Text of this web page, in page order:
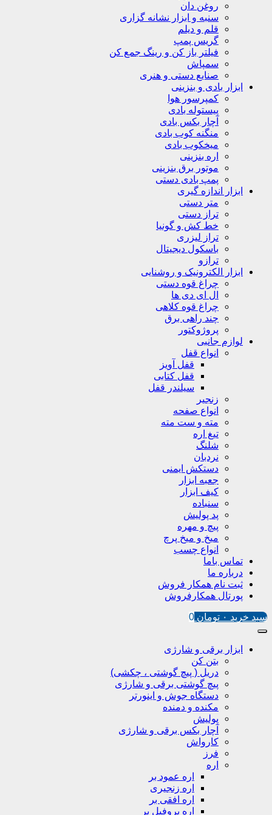
روغن دان
سنبه و ابزار نشانه گزاری
قلم و دیلم
گریس پمپ
فیلتر باز کن و رینگ جمع کن
سمپاش
صنایع دستی و هنری
ابزار بادی و بنزینی
کمپرسور هوا
پیستوله بادی
آچار بکس بادی
منگنه کوب بادی
میخکوب بادی
اره بنزینی
موتور برق بنزینی
پمپ بادی دستی
ابزار اندازه گیری
متر دستی
تراز دستی
خط کش و گونیا
تراز لیزری
باسکول دیجیتال
ترازو
ابزار الکترونیک و روشنایی
چراغ قوه دستی
ال ای دی ها
چراغ قوه کلاهی
چند راهی برق
پروژوکتور
لوازم جانبی
انواع قفل
قفل آویز
قفل کتابی
سیلندر قفل
زنجیر
انواع صفحه
مته و ست مته
تیغ اره
شلنگ
نردبان
دستکش ایمنی
جعبه ابزار
کیف ابزار
سنباده
پد پولیش
پیچ و مهره
میخ و میخ پرچ
انواع چسب
تماس باما
درباره ما
ثبت نام همکار فروش
پورتال همکارفروش
سبد خرید ۰ تومان 0
ابزار برقی و شارژی
بتن کن
دریل ( پیچ گوشتی ، چکشی)
پیچ گوشتی برقی و شارژی
دستگاه جوش و اینورتر
مکنده و دمنده
پولیش
آچار بکس برقی و شارژی
کارواش
فرز
اره
اره عمود بر
اره زنجیری
اره افقی بر
اره پروفیل پر